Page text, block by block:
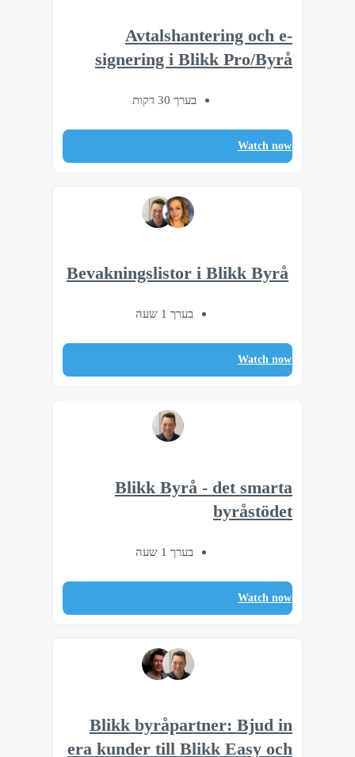
Avtalshantering och e-
signering i Blikk Pro/Byrå
בערך 30 דקות
Watch now
Bevakningslistor i Blikk Byrå
בערך 1 שעה
Watch now
Blikk Byrå - det smarta
byråstödet
בערך 1 שעה
Watch now
Blikk byråpartner: Bjud in
era kunder till Blikk Easy och